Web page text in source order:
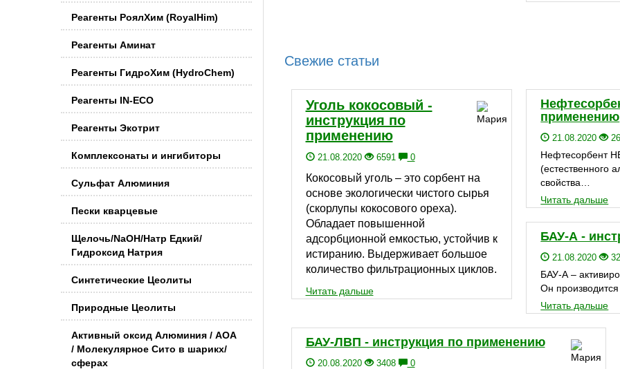
Реагенты РоялХим (RoyalHim)
Реагенты Аминат
Реагенты ГидроХим (HydroChem)
Реагенты IN-ECO
Реагенты Экотрит
Комплексонаты и ингибиторы
Сульфат Алюминия
Пески кварцевые
Щелочь/NaOH/Натр Едкий/
Гидроксид Натрия
Синтетические Цеолиты
Природные Цеолиты
Активный оксид Алюминия / АОА
/ Молекулярное Сито в шарикх/
сферах
Свежие статьи
Уголь кокосовый -
инструкция по
применению
21.08.2020 6591 0
Кокосовый уголь – это сорбент на
основе экологически чистого сырья
(скорлупы кокосового ореха).
Обладает повышенной
адсорбционной емкостью, устойчив к
истиранию. Выдерживает большое
количество фильтрационных циклов.
Читать дальше
применению
21.08.2020
Нефтесорбент
(естественного
свойства…
Читать дальше
БАУ-А -
21.08.2020
БАУ-А –
Он
Читать дальше
БАУ-ЛВП - инструкция по применению
20.08.2020 3408 0